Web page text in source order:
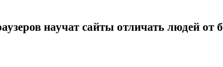
научат сайты отличать людей от